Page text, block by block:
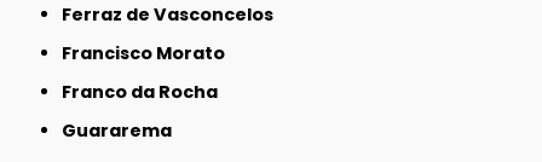
Ferraz de Vasconcelos
Francisco Morato
Franco da Rocha
Guararema